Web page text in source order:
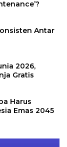
Antar
2026,
Gratis
Harus
Emas 2045